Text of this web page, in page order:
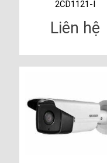
2CD1121-I
Liên hệ